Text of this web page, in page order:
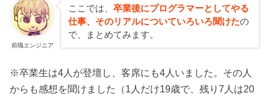
前職エンジニア
ここでは、 卒業後にプログラマーとしてやる
仕事、そのリアルについていろいろ聞けたの
で、まとめてみます。
※卒業生は4人が登壇し、客席にも4人いました。その人
からも感想を聞けました（1人だけ19歳で、残り7人は20